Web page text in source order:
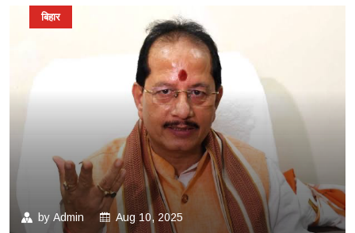
by Admin Aug 10, 2025
बिहार